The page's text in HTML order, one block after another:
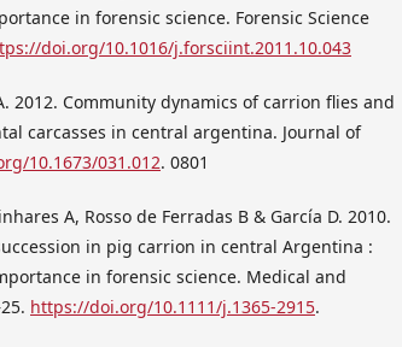
in forensic science. Forensic Science
doi.org/10.1016/j.forsciint.2011.10.043
2012. Community dynamics of carrion flies and
carcasses in central argentina. Journal of
10.1673/031.012. 0801
A, Rosso de Ferradas B & García D. 2010.
in pig carrion in central Argentina :
in forensic science. Medical and
https://doi.org/10.1111/j.1365-2915.